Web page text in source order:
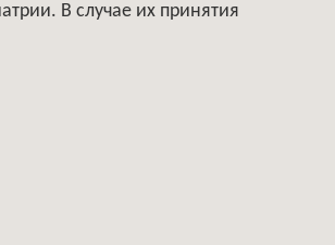
В случае их принятия